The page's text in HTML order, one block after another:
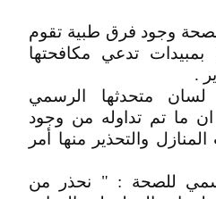
وجود فرق طبية تقوم
بمبيدات تدعي مكافحتها
.
لسان متحدثها الرسمي
ان ما تم تداوله من وجود
والتحذير منها أمر
للصحة : " نحذر من